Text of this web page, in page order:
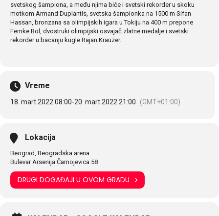
svetskog šampiona, a među njima biće i svetski rekorder u skoku
motkom Armand Duplantis, svetska šampionka na 1500 m Sifan
Hassan, bronzana sa olimpijskih igara u Tokiju na 400 m prepone
Femke Bol, dvostruki olimpijski osvajač zlatne medalje i svetski
rekorder u bacanju kugle Rajan Krauzer.
Vreme
18. mart 2022. 08:00-20. mart 2022. 21:00 (GMT+01:00)
Lokacija
Beograd, Beogradska arena
Bulevar Arsenija Čarnojevica 58
DRUGI DOGAĐAJI U OVOM GRADU